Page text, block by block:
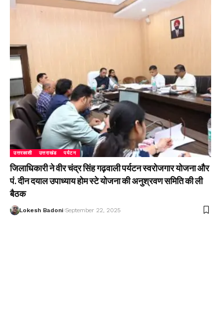
उत्तरकाशी उत्तराखंड पर्यटन
जिलाधिकारी ने वीर चंद्र सिंह गढ़वाली पर्यटन स्वरोजगार योजना और
पं. दीन दयाल उपाध्याय होम स्टे योजना की अनुश्रवण समिति की ली
बैठक
Lokesh Badoni September 22, 2025